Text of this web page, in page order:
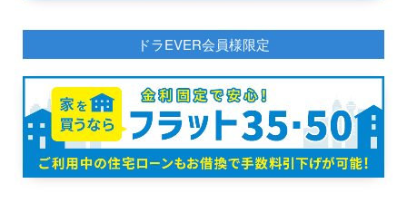
ドラEVER会員様限定